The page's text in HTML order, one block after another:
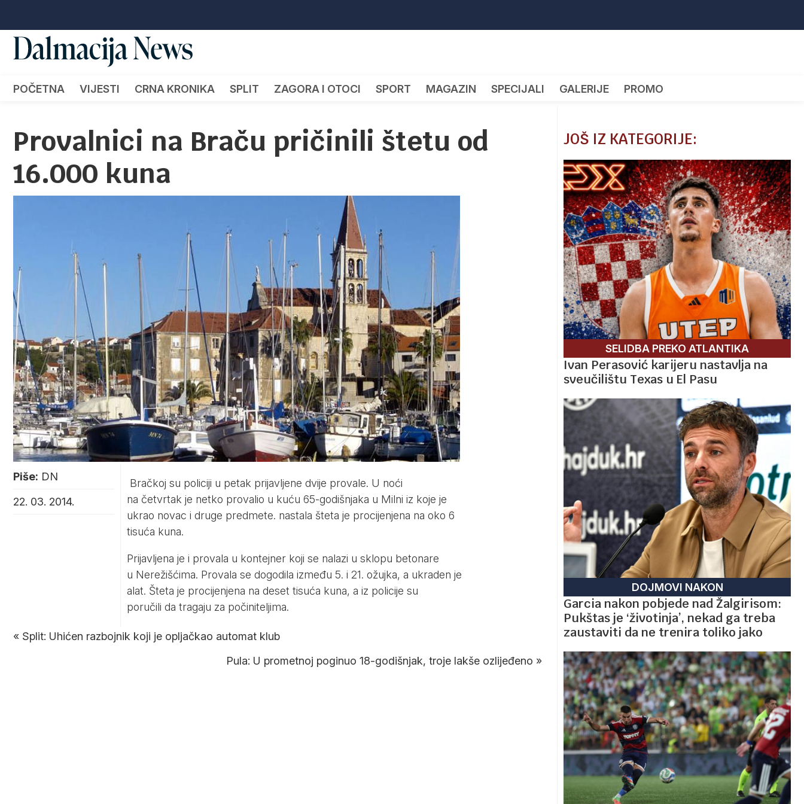
POČETNA VIJESTI CRNA KRONIKA SPLIT ZAGORA I OTOCI SPORT MAGAZIN SPECIJALI GALERIJE PROMO
Provalnici na Braču pričinili štetu od
16.000 kuna
Piše: DN
22. 03. 2014.
Bračkoj su policiji u petak prijavljene dvije provale. U noći
na četvrtak je netko provalio u kuću 65-godišnjaka u Milni iz koje je
ukrao novac i druge predmete. nastala šteta je procijenjena na oko 6
tisuća kuna.
Prijavljena je i provala u kontejner koji se nalazi u sklopu betonare
u Nerežišćima. Provala se dogodila između 5. i 21. ožujka, a ukraden je
alat. Šteta je procijenjena na deset tisuća kuna, a iz policije su
poručili da tragaju za počiniteljima.
« Split: Uhićen razbojnik koji je opljačkao automat klub
Pula: U prometnoj poginuo 18-godišnjak, troje lakše ozlijeđeno »
JOŠ IZ KATEGORIJE:
SELIDBA PREKO ATLANTIKA
Ivan Perasović karijeru nastavlja na
sveučilištu Texas u El Pasu
DOJMOVI NAKON
Garcia nakon pobjede nad Žalgirisom:
Pukštas je ‘životinja’, nekad ga treba
zaustaviti da ne trenira toliko jako